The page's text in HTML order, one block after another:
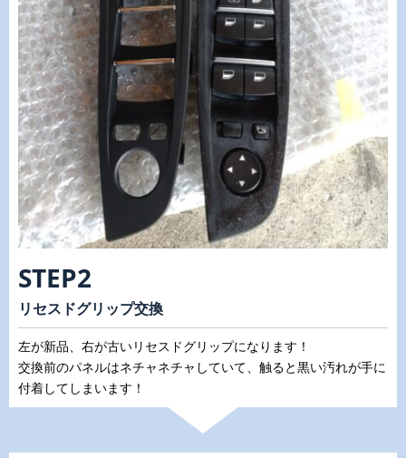
STEP2
リセスドグリップ交換
左が新品、右が古いリセスドグリップになります！
交換前のパネルはネチャネチャしていて、触ると黒い汚れが手に
付着してしまいます！